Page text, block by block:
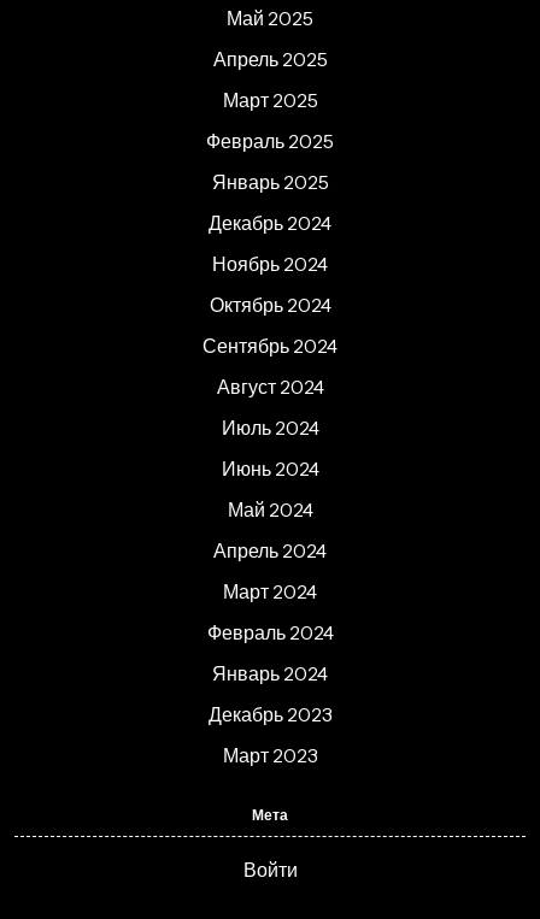
Май 2025
Апрель 2025
Март 2025
Февраль 2025
Январь 2025
Декабрь 2024
Ноябрь 2024
Октябрь 2024
Сентябрь 2024
Август 2024
Июль 2024
Июнь 2024
Май 2024
Апрель 2024
Март 2024
Февраль 2024
Январь 2024
Декабрь 2023
Март 2023
Мета
Войти